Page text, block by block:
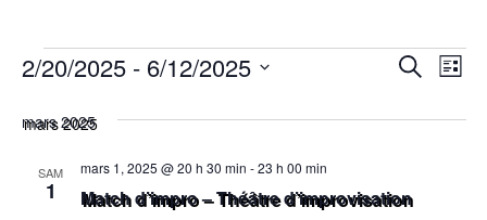
ET
DE
Recherche
Liste
2/20/2025 - 6/12/2025
une
mars 2025
SAM
1 Match d’impro – Théâtre d’improvisation
mars 1, 2025 @ 20 h 30 min -23 h 00 min